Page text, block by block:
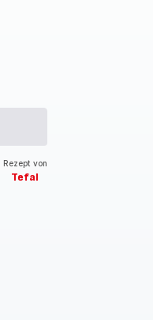
Rezept von
Tefal